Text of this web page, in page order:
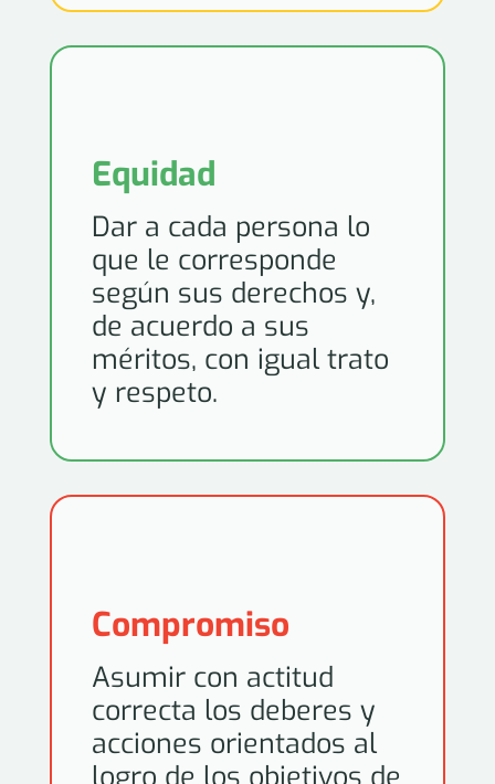
Equidad
Dar a cada persona lo
que le corresponde
según sus derechos y,
de acuerdo a sus
méritos, con igual trato
y respeto.
Compromiso
Asumir con actitud
correcta los deberes y
acciones orientados al